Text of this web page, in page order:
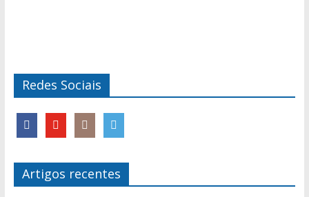
Redes Sociais
Artigos recentes